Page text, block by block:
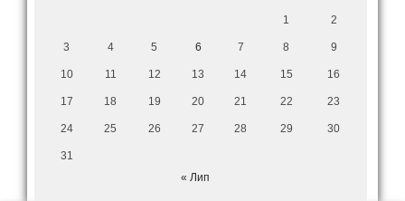
1 2
3 4 5 6 7 8 9
10 11 12 13 14 15 16
17 18 19 20 21 22 23
24 25 26 27 28 29 30
31
« Лип